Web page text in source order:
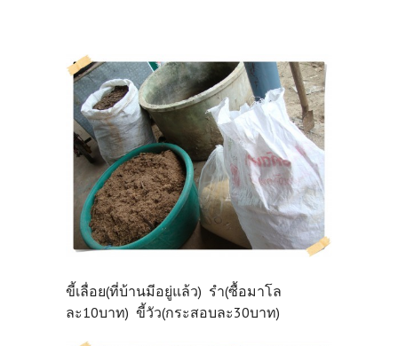
ขี้เลื่อย(ที่บ้านมีอยู่แล้ว) รำ(ซื้อมาโล
ละ10บาท) ขี้วัว(กระสอบละ30บาท)